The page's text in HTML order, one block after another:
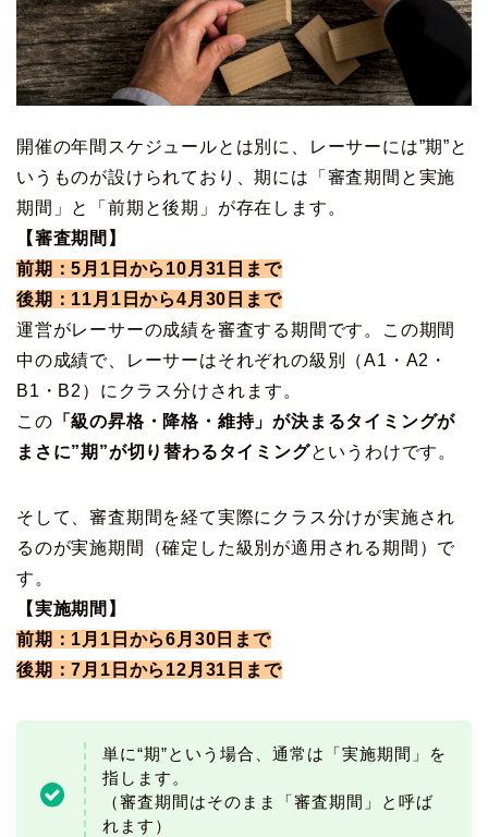
開催の年間スケジュールとは別に、レーサーには”期”と
いうものが設けられており、期には「審査期間と実施
期間」と「前期と後期」が存在します。
【審査期間】
前期：5月1日から10月31日まで
後期：11月1日から4月30日まで
運営がレーサーの成績を審査する期間です。この期間
中の成績で、レーサーはそれぞれの級別（A1・A2・
B1・B2）にクラス分けされます。
この 「級の昇格・降格・維持」が決まるタイミングが
まさに”期”が切り替わるタイミングというわけです。
そして、審査期間を経て実際にクラス分けが実施され
るのが実施期間（確定した級別が適用される期間）で
す。
【実施期間】
前期：1月1日から6月30日まで
後期：7月1日から12月31日まで
単に“期”という場合、通常は「実施期間」を
指します。
（審査期間はそのまま「審査期間」と呼ば
れます）